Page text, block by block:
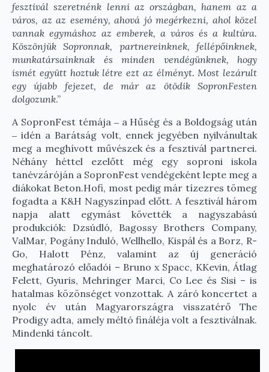
fesztivál szeretnénk lenni az országban, hanem az a
város, az az esemény, ahová jó megérkezni, ahol közel
vannak egymáshoz az emberek, a város és a kultúra.
Köszönjük Sopronnak, partnereinknek, fellépőinknek,
munkatársainknak és minden vendégünknek, hogy
ismét együtt hoztuk létre ezt az élményt. Most lezárult
egy újabb fejezet, de már az ötödik SopronFesten
dolgozunk.”
A SopronFest témája ‒ a Hűség és a Boldogság után
‒ idén a Barátság volt, ennek jegyében nyilvánultak
meg a meghívott művészek és a fesztivál partnerei.
Néhány héttel ezelőtt még egy soproni iskola
tanévzáróján a SopronFest vendégeként lepte meg a
diákokat Beton.Hofi, most pedig már tízezres tömeg
fogadta a K&H Nagyszínpad előtt. A fesztivál három
napja alatt egymást követték a nagyszabású
produkciók: Dzsúdló, Bagossy Brothers Company,
ValMar, Pogány Induló, Wellhello, Kispál és a Borz, R-
Go, Halott Pénz, valamint az új generáció
meghatározó előadói – Bruno x Spacc, KKevin, Átlag
Felett, Gyuris, Mehringer Marci, Co Lee és Sisi – is
hatalmas közönséget vonzottak. A záró koncertet a
nyolc év után Magyarországra visszatérő The
Prodigy adta, amely méltó fináléja volt a fesztiválnak.
Mindenki táncolt.